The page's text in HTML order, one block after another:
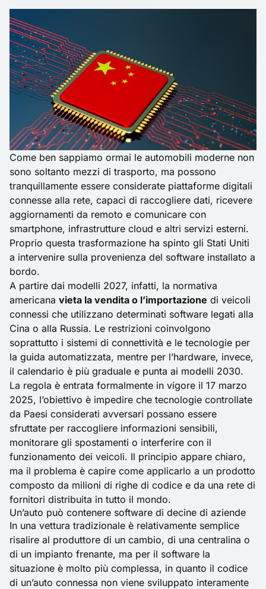
Come ben sappiamo ormai le automobili moderne non
sono soltanto mezzi di trasporto, ma possono
tranquillamente essere considerate piattaforme digitali
connesse alla rete, capaci di raccogliere dati, ricevere
aggiornamenti da remoto e comunicare con
smartphone, infrastrutture cloud e altri servizi esterni.
Proprio questa trasformazione ha spinto gli Stati Uniti
a intervenire sulla provenienza del software installato a
bordo.
A partire dai modelli 2027, infatti, la normativa
americana vieta la vendita o l’importazione di veicoli
connessi che utilizzano determinati software legati alla
Cina o alla Russia. Le restrizioni coinvolgono
soprattutto i sistemi di connettività e le tecnologie per
la guida automatizzata, mentre per l’hardware, invece,
il calendario è più graduale e punta ai modelli 2030.
La regola è entrata formalmente in vigore il 17 marzo
2025, l’obiettivo è impedire che tecnologie controllate
da Paesi considerati avversari possano essere
sfruttate per raccogliere informazioni sensibili,
monitorare gli spostamenti o interferire con il
funzionamento dei veicoli. Il principio appare chiaro,
ma il problema è capire come applicarlo a un prodotto
composto da milioni di righe di codice e da una rete di
fornitori distribuita in tutto il mondo.
Un’auto può contenere software di decine di aziende
In una vettura tradizionale è relativamente semplice
risalire al produttore di un cambio, di una centralina o
di un impianto frenante, ma per il software la
situazione è molto più complessa, in quanto il codice
di un’auto connessa non viene sviluppato interamente